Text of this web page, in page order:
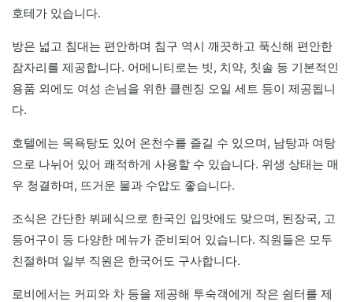
호테가 있습니다.
방은 넓고 침대는 편안하며 침구 역시 깨끗하고 푹신해 편안한
잠자리를 제공합니다. 어메니티로는 빗, 치약, 칫솔 등 기본적인
용품 외에도 여성 손님을 위한 클렌징 오일 세트 등이 제공됩니
다.
호텔에는 목욕탕도 있어 온천수를 즐길 수 있으며, 남탕과 여탕
으로 나뉘어 있어 쾌적하게 사용할 수 있습니다. 위생 상태는 매
우 청결하며, 뜨거운 물과 수압도 좋습니다.
조식은 간단한 뷔페식으로 한국인 입맛에도 맞으며, 된장국, 고
등어구이 등 다양한 메뉴가 준비되어 있습니다. 직원들은 모두
친절하며 일부 직원은 한국어도 구사합니다.
로비에서는 커피와 차 등을 제공해 투숙객에게 작은 쉼터를 제